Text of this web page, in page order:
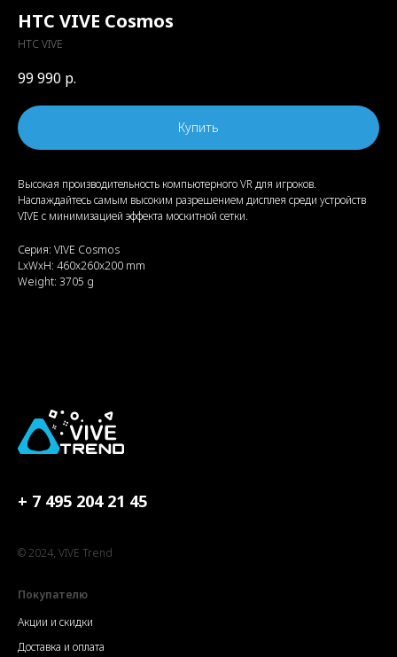
HTC VIVE Cosmos
HTC VIVE
99 990 р.
Купить
Высокая производительность компьютерного VR для игроков.
Наслаждайтесь самым высоким разрешением дисплея среди устройств
VIVE с минимизацией эффекта москитной сетки.
Серия: VIVE Cosmos
LxWxH: 460x260x200 mm
Weight: 3705 g
+ 7 495 204 21 45
© 2024, VIVE Trend
Покупателю
Акции и скидки
Доставка и оплата